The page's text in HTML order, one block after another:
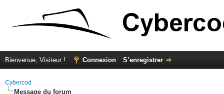
Bienvenue, Visiteur ! Connexion S’enregistrer
Cybercod
Message du forum